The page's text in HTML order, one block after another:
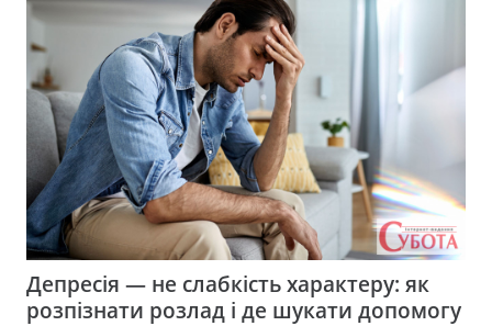
Депресія — не слабкість характеру: як
розпізнати розлад і де шукати допомогу